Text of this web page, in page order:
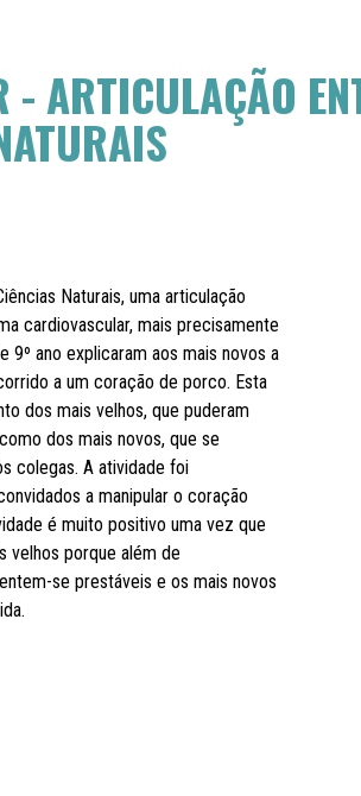
ARTICULAÇÃO
Naturais, uma articulação
cardiovascular, mais precisamente
ano explicaram aos mais novos a
a um coração de porco. Esta
dos mais velhos, que puderam
dos mais novos, que se
colegas. A atividade foi
a manipular o coração
é muito positivo uma vez que
velhos porque além de
se prestáveis e os mais novos